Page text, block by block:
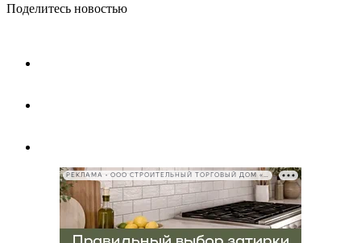
Поделитесь новостью
РЕКЛАМА • ООО СТРОИТЕЛЬНЫЙ ТОРГОВЫЙ ДОМ «ПЕТРОВИЧ», ИНН 7802348846